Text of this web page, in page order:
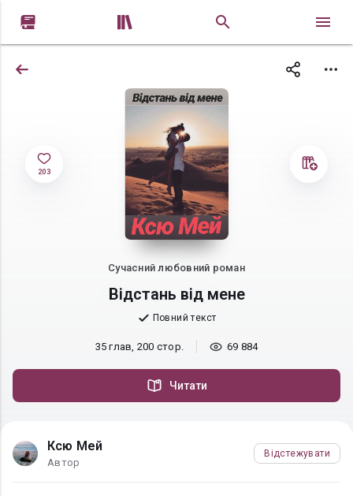
 
203
Сучасний любовний роман
Відстань від мене
Повний текст
35 глав, 200 стор. 69 884
Читати
Ксю Мей
Автор
Відстежувати